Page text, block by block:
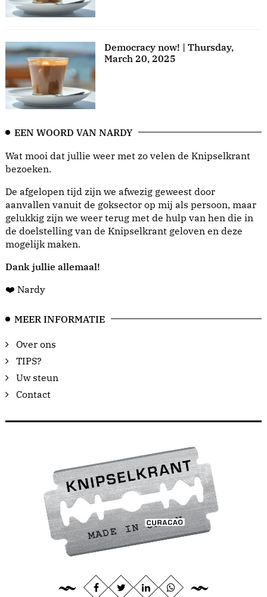
Democracy now! | Thursday,
March 20, 2025
EEN WOORD VAN NARDY
Wat mooi dat jullie weer met zo velen de Knipselkrant
bezoeken.
De afgelopen tijd zijn we afwezig geweest door
aanvallen vanuit de goksector op mij als persoon, maar
gelukkig zijn we weer terug met de hulp van hen die in
de doelstelling van de Knipselkrant geloven en deze
mogelijk maken.
Dank jullie allemaal!
❤️ Nardy
MEER INFORMATIE
Over ons
TIPS?
Uw steun
Contact